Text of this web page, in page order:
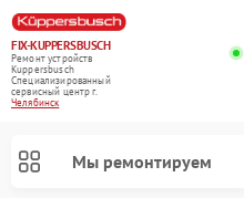
FIX-KUPPERSBUSCH
Ремонт устройств
Kuppersbusch
Специализированный
cервисный центр г.
Челябинск
Мы ремонтируем